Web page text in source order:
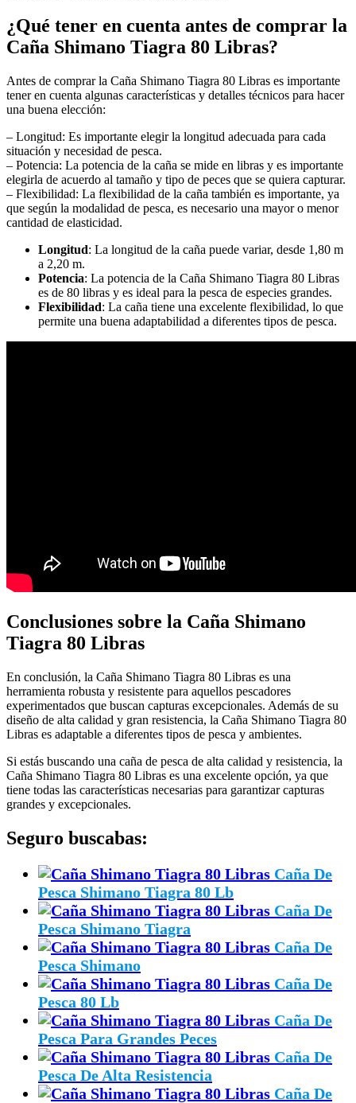
¿Qué tener en cuenta antes de comprar la
Caña Shimano Tiagra 80 Libras?
Antes de comprar la Caña Shimano Tiagra 80 Libras es importante
tener en cuenta algunas características y detalles técnicos para hacer
una buena elección:
– Longitud: Es importante elegir la longitud adecuada para cada
situación y necesidad de pesca.
– Potencia: La potencia de la caña se mide en libras y es importante
elegirla de acuerdo al tamaño y tipo de peces que se quiera capturar.
– Flexibilidad: La flexibilidad de la caña también es importante, ya
que según la modalidad de pesca, es necesario una mayor o menor
cantidad de elasticidad.
Longitud: La longitud de la caña puede variar, desde 1,80 m
a 2,20 m.
Potencia: La potencia de la Caña Shimano Tiagra 80 Libras
es de 80 libras y es ideal para la pesca de especies grandes.
Flexibilidad: La caña tiene una excelente flexibilidad, lo que
permite una buena adaptabilidad a diferentes tipos de pesca.
Conclusiones sobre la Caña Shimano
Tiagra 80 Libras
En conclusión, la Caña Shimano Tiagra 80 Libras es una
herramienta robusta y resistente para aquellos pescadores
experimentados que buscan capturas excepcionales. Además de su
diseño de alta calidad y gran resistencia, la Caña Shimano Tiagra 80
Libras es adaptable a diferentes tipos de pesca y ambientes.
Si estás buscando una caña de pesca de alta calidad y resistencia, la
Caña Shimano Tiagra 80 Libras es una excelente opción, ya que
tiene todas las características necesarias para garantizar capturas
grandes y excepcionales.
Seguro buscabas:
Caña De
Pesca Shimano Tiagra 80 Lb
Caña De
Pesca Shimano Tiagra
Caña De
Pesca Shimano
Caña De
Pesca 80 Lb
Caña De
Pesca Para Grandes Peces
Caña De
Pesca De Alta Resistencia
Caña De